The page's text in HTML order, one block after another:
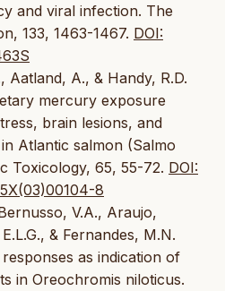
and viral infection. The
133, 1463-1467. DOI:
Aatland, A., & Handy, R.D.
mercury exposure
brain lesions, and
Atlantic salmon (Salmo
Toxicology, 65, 55-72. DOI:
8
V.A., Araujo,
& Fernandes, M.N.
as indication of
in Oreochromis niloticus.